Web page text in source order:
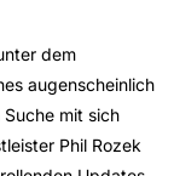
dem
augenscheinlich
mit sich
Phil Rozek